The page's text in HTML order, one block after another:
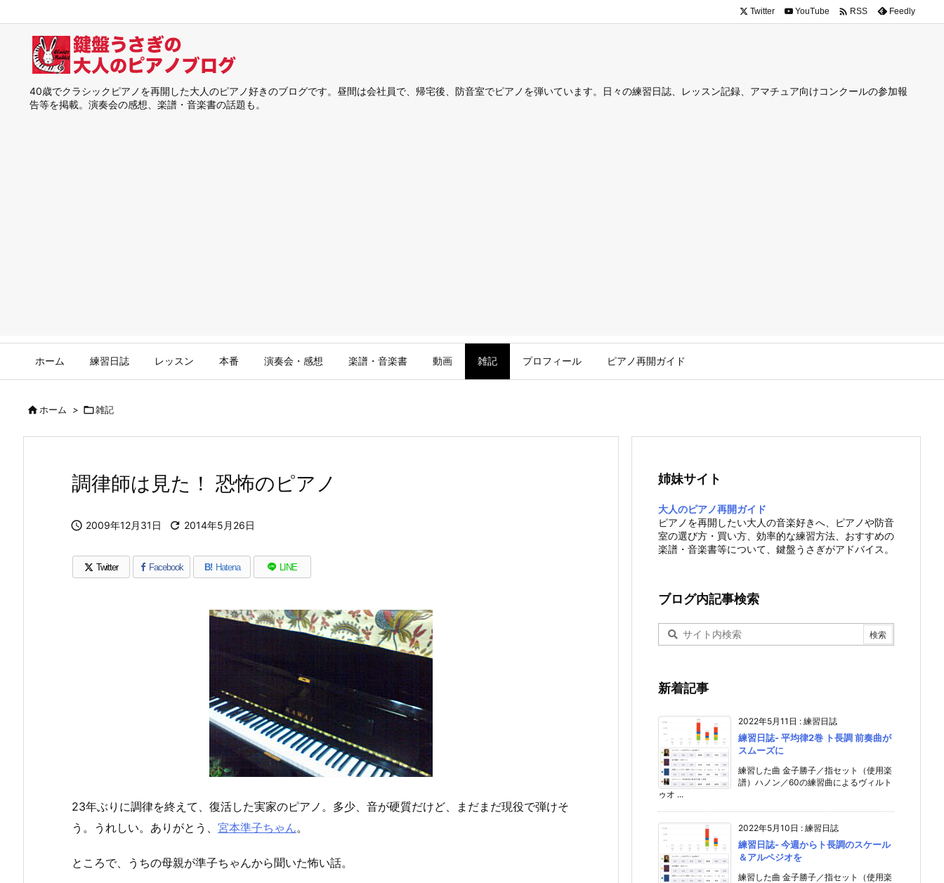
40歳でクラシックピアノを再開した大人のピアノ好きのブログです。昼間は会社員で、帰宅後、防音室でピアノを弾いています。日々の練習日誌、レッスン記録、アマチュア向けコンクールの参加報
告等を掲載。演奏会の感想、楽譜・音楽書の話題も。
ホーム 練習日誌 レッスン 本番 演奏会・感想 楽譜・音楽書 動画 雑記 プロフィール ピアノ再開ガイド
Twitter YouTube  RSS Feedly
ホーム > 雑記
調律師は見た！ 恐怖のピアノ
 2009年12月31日  2014年5月26日
Twitter Facebook B! Hatena LINE
23年ぶりに調律を終えて、復活した実家のピアノ。多少、音が硬質だけど、まだまだ現役で弾けそ
う。うれしい。ありがとう、 宮本準子ちゃん。
ところで、うちの母親が準子ちゃんから聞いた怖い話。
姉妹サイト
大人のピアノ再開ガイド
ピアノを再開したい大人の音楽好きへ、ピアノや防音
室の選び方・買い方、効率的な練習方法、おすすめの
楽譜・音楽書等について、鍵盤うさぎがアドバイス。
ブログ内記事検索
新着記事
2022年5月11日 : 練習日誌
練習日誌- 平均律2巻 ト長調 前奏曲が
スムーズに
練習した曲 金子勝子／指セット（使用楽
譜）ハノン／60の練習曲によるヴィルト
ゥオ ...
2022年5月10日 : 練習日誌
練習日誌- 今週からト長調のスケール
＆アルペジオを
練習した曲 金子勝子／指セット（使用楽